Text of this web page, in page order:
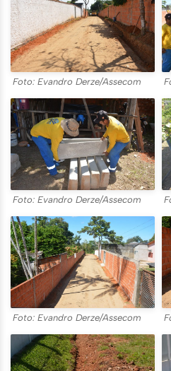
Foto: Evandro Derze/Assecom
Foto: Evandro Derze/Assecom
Foto: Evandro Derze/Assecom